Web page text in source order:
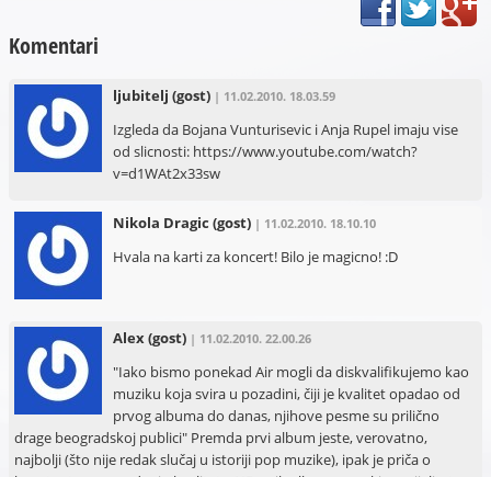
Komentari
ljubitelj (gost) | 11.02.2010. 18.03.59
Izgleda da Bojana Vunturisevic i Anja Rupel imaju vise
od slicnosti: https://www.youtube.com/watch?
v=d1WAt2x33sw
Nikola Dragic (gost) | 11.02.2010. 18.10.10
Hvala na karti za koncert! Bilo je magicno! :D
Alex(gost) | 11.02.2010. 22.00.26
"Iako bismo ponekad Air mogli da diskvalifikujemo kao
muziku koja svira u pozadini, čiji je kvalitet opadao od
prvog albuma do danas, njihove pesme su prilično
drage beogradskoj publici" Premda prvi album jeste, verovatno,
najbolji (što nije redak slučaj u istoriji pop muzike), ipak je priča o